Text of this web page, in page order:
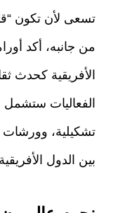
تسعى لأن تكون
من جانبه، أكد
الأفريقية كحدث
الفعاليات ستشمل
تشكيلية، وورشات
بين الدول